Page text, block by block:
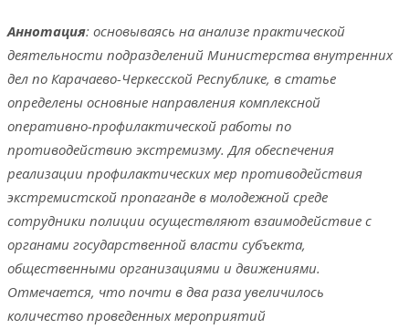
Аннотация: основываясь на анализе практической
деятельности подразделений Министерства внутренних
дел по Карачаево-Черкесской Республике, в статье
определены основные направления комплексной
оперативно-профилактической работы по
противодействию экстремизму. Для обеспечения
реализации профилактических мер противодействия
экстремистской пропаганде в молодежной среде
сотрудники полиции осуществляют взаимодействие с
органами государственной власти субъекта,
общественными организациями и движениями.
Отмечается, что почти в два раза увеличилось
количество проведенных мероприятий